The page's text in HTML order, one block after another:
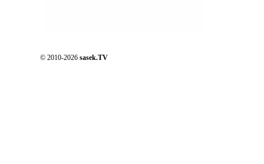
© 2010-2026 sasek.TV